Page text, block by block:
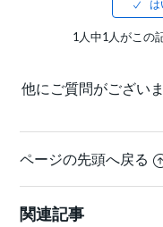
1人中1人がこの
他にご質問がございま
ページの先頭へ戻る
関連記事